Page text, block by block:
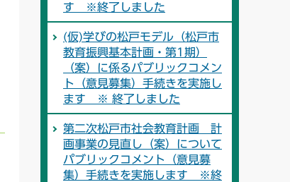
す ※終了しました
(仮)学びの松戸モデル（松戸市
教育振興基本計画・第1期）
（案）に係るパブリックコメン
ト（意見募集）手続きを実施し
ます ※ 終了しました
第二次松戸市社会教育計画 計
画事業の見直し（案）について
パブリックコメント（意見募
集）手続きを実施します ※終